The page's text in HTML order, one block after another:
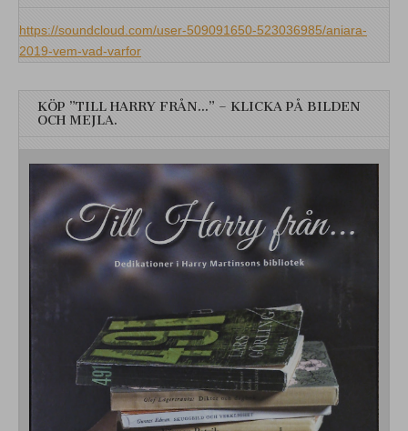
https://soundcloud.com/user-509091650-523036985/aniara-
2019-vem-vad-varfor
KÖP ”TILL HARRY FRÅN…” – KLICKA PÅ BILDEN
OCH MEJLA.